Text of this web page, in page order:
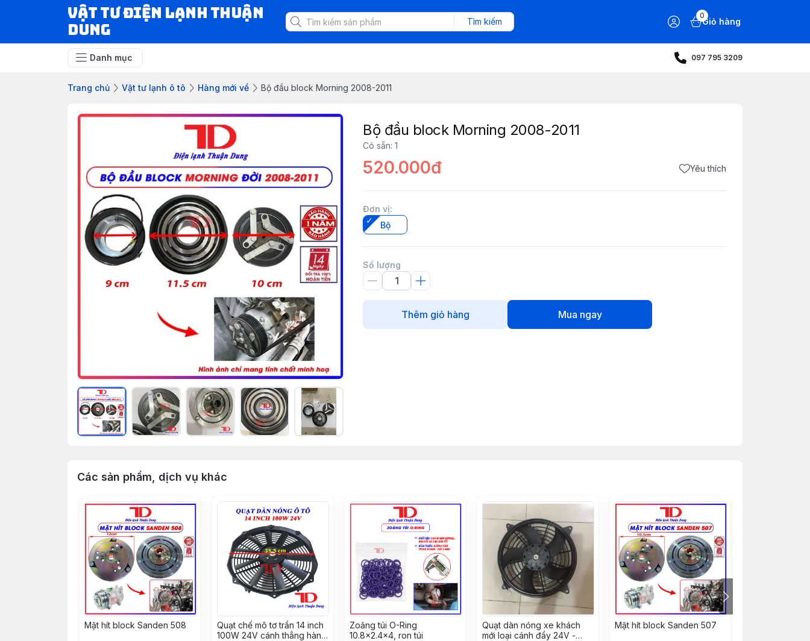
VẬT TƯ ĐIỆN LẠNH THUẬN
DUNG
Tìm kiếm
0
Giỏ hàng
Danh mục 097 795 3209
Trang chủ Vật tư lạnh ô tô Hàng mới về Bộ đầu block Morning 2008-2011
Bộ đầu block Morning 2008-2011
Có sẵn: 1
520.000đ Yêu thích
Đơn vị:
Bộ
Số lượng
Thêm giỏ hàng Mua ngay
Các sản phẩm, dịch vụ khác
Mặt hít block Sanden 508
Quạt chế mô tơ trần 14 inch
100W 24V cánh thẳng hàng
Zoăng túi O-Ring
10.8x2.4x4, ron túi
Quạt dàn nóng xe khách
mới loại cánh đẩy 24V -
Mặt hít block Sanden 507